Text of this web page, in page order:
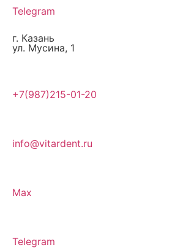
Telegram
г. Казань
ул. Мусина, 1
+7(987)215-01-20
info@vitardent.ru
Max
Telegram